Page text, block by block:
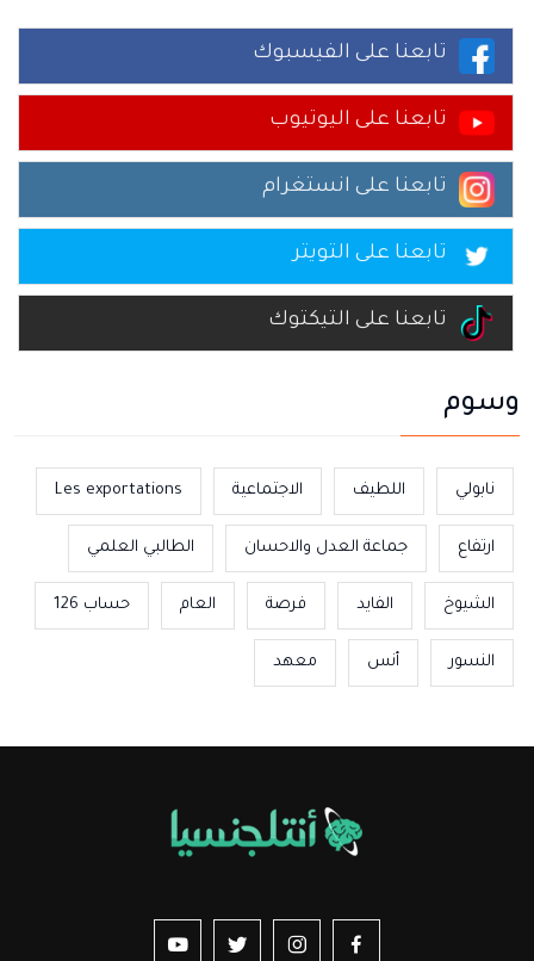
تابعنا على الفيسبوك
تابعنا على اليوتيوب
تابعنا على انستغرام
تابعنا على التويتر
تابعنا على التيكتوك
وسوم
نابولي اللطيف الاجتماعية Les exportations
ارتفاع جماعة العدل والاحسان الطالبي العلمي
الشيوخ الفايد فرصة العام حساب 126
النسور أنس معهد
Suivez-nous sur Facebook
nous sur Instagram
nous sur Twitter